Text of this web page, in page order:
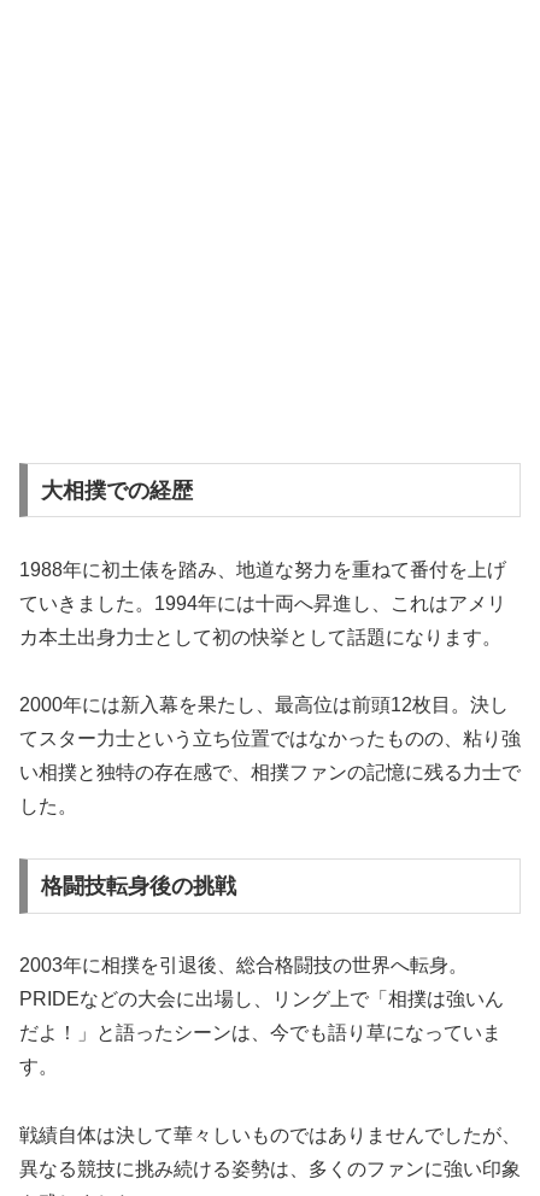
大相撲での経歴
1988年に初土俵を踏み、地道な努力を重ねて番付を上げ
ていきました。1994年には十両へ昇進し、これはアメリ
カ本土出身力士として初の快挙として話題になります。
2000年には新入幕を果たし、最高位は前頭12枚目。決し
てスター力士という立ち位置ではなかったものの、粘り強
い相撲と独特の存在感で、相撲ファンの記憶に残る力士で
した。
格闘技転身後の挑戦
2003年に相撲を引退後、総合格闘技の世界へ転身。
PRIDEなどの大会に出場し、リング上で「相撲は強いん
だよ！」と語ったシーンは、今でも語り草になっていま
す。
戦績自体は決して華々しいものではありませんでしたが、
異なる競技に挑み続ける姿勢は、多くのファンに強い印象